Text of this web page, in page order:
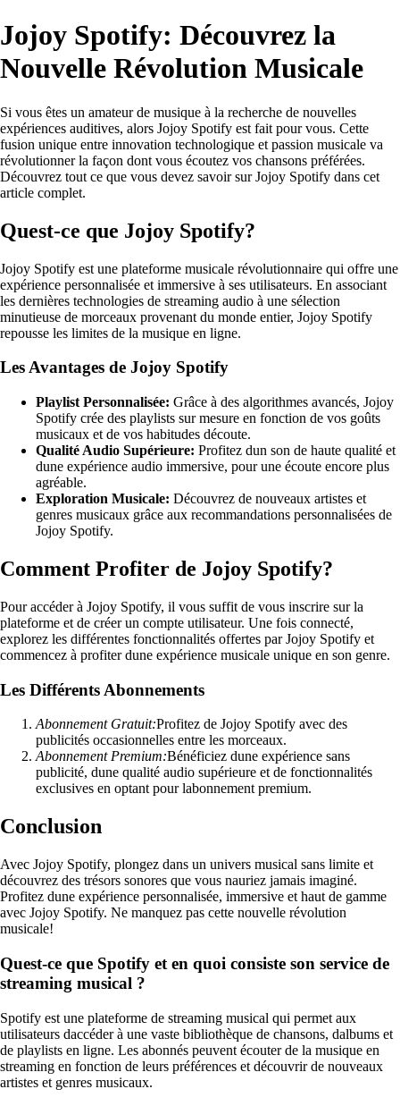
Jojoy Spotify: Découvrez la
Nouvelle Révolution Musicale
Si vous êtes un amateur de musique à la recherche de nouvelles
expériences auditives, alors Jojoy Spotify est fait pour vous. Cette
fusion unique entre innovation technologique et passion musicale va
révolutionner la façon dont vous écoutez vos chansons préférées.
Découvrez tout ce que vous devez savoir sur Jojoy Spotify dans cet
article complet.
Quest-ce que Jojoy Spotify?
Jojoy Spotify est une plateforme musicale révolutionnaire qui offre une
expérience personnalisée et immersive à ses utilisateurs. En associant
les dernières technologies de streaming audio à une sélection
minutieuse de morceaux provenant du monde entier, Jojoy Spotify
repousse les limites de la musique en ligne.
Les Avantages de Jojoy Spotify
Playlist Personnalisée: Grâce à des algorithmes avancés, Jojoy
Spotify crée des playlists sur mesure en fonction de vos goûts
musicaux et de vos habitudes découte.
Qualité Audio Supérieure: Profitez dun son de haute qualité et
dune expérience audio immersive, pour une écoute encore plus
agréable.
Exploration Musicale: Découvrez de nouveaux artistes et
genres musicaux grâce aux recommandations personnalisées de
Jojoy Spotify.
Comment Profiter de Jojoy Spotify?
Pour accéder à Jojoy Spotify, il vous suffit de vous inscrire sur la
plateforme et de créer un compte utilisateur. Une fois connecté,
explorez les différentes fonctionnalités offertes par Jojoy Spotify et
commencez à profiter dune expérience musicale unique en son genre.
Les Différents Abonnements
Abonnement Gratuit:Profitez de Jojoy Spotify avec des
publicités occasionnelles entre les morceaux.
Abonnement Premium:Bénéficiez dune expérience sans
publicité, dune qualité audio supérieure et de fonctionnalités
exclusives en optant pour labonnement premium.
Conclusion
Avec Jojoy Spotify, plongez dans un univers musical sans limite et
découvrez des trésors sonores que vous nauriez jamais imaginé.
Profitez dune expérience personnalisée, immersive et haut de gamme
avec Jojoy Spotify. Ne manquez pas cette nouvelle révolution
musicale!
Quest-ce que Spotify et en quoi consiste son service de
streaming musical ?
Spotify est une plateforme de streaming musical qui permet aux
utilisateurs daccéder à une vaste bibliothèque de chansons, dalbums et
de playlists en ligne. Les abonnés peuvent écouter de la musique en
streaming en fonction de leurs préférences et découvrir de nouveaux
artistes et genres musicaux.